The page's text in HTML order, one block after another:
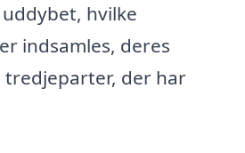
hvilke
indsamles, deres
der har